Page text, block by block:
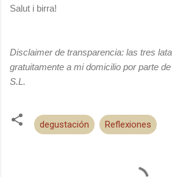
Salut i birra!
Disclaimer de transparencia: las tres
gratuitamente a mi domicilio por parte
S.L.
degustación Reflexiones